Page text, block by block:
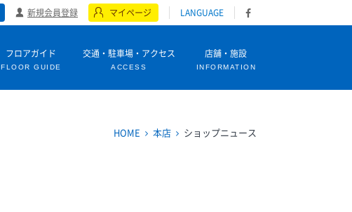
新規会員登録 マイページ LANGUAGE
フロアガイド
FLOOR GUIDE
交通・駐車場・アクセス
ACCESS
店舗・施設
INFORMATION
HOME 本店 ショップニュース